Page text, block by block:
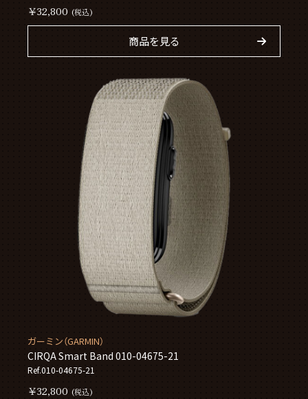
￥32,800 (税込)
商品を見る
ガーミン（GARMIN）
CIRQA Smart Band 010-04675-21
Ref.010-04675-21
￥32,800 (税込)